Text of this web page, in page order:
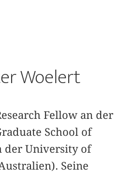
Woelert
Fellow an der
School of
der University of
Seine